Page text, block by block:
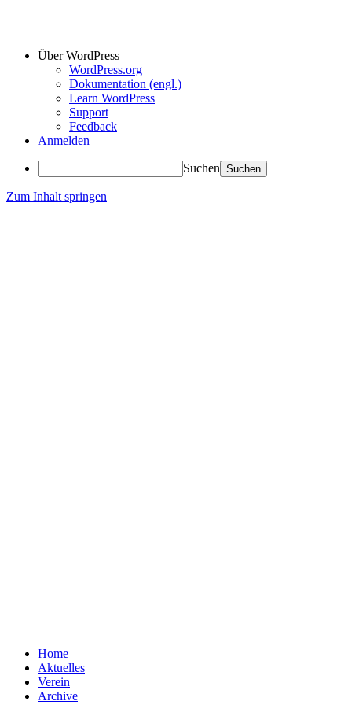
Über WordPress
WordPress.org
Dokumentation (engl.)
Learn WordPress
Support
Feedback
Anmelden
Suchen
Zum Inhalt springen
Home
Aktuelles
Verein
Archive